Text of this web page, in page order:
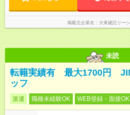
ます。
掲載元企業名 大東建託リー
未読
転籍実績有 最大1700円
ッフ
派遣 職種未経験OK WEB登録・面接OK